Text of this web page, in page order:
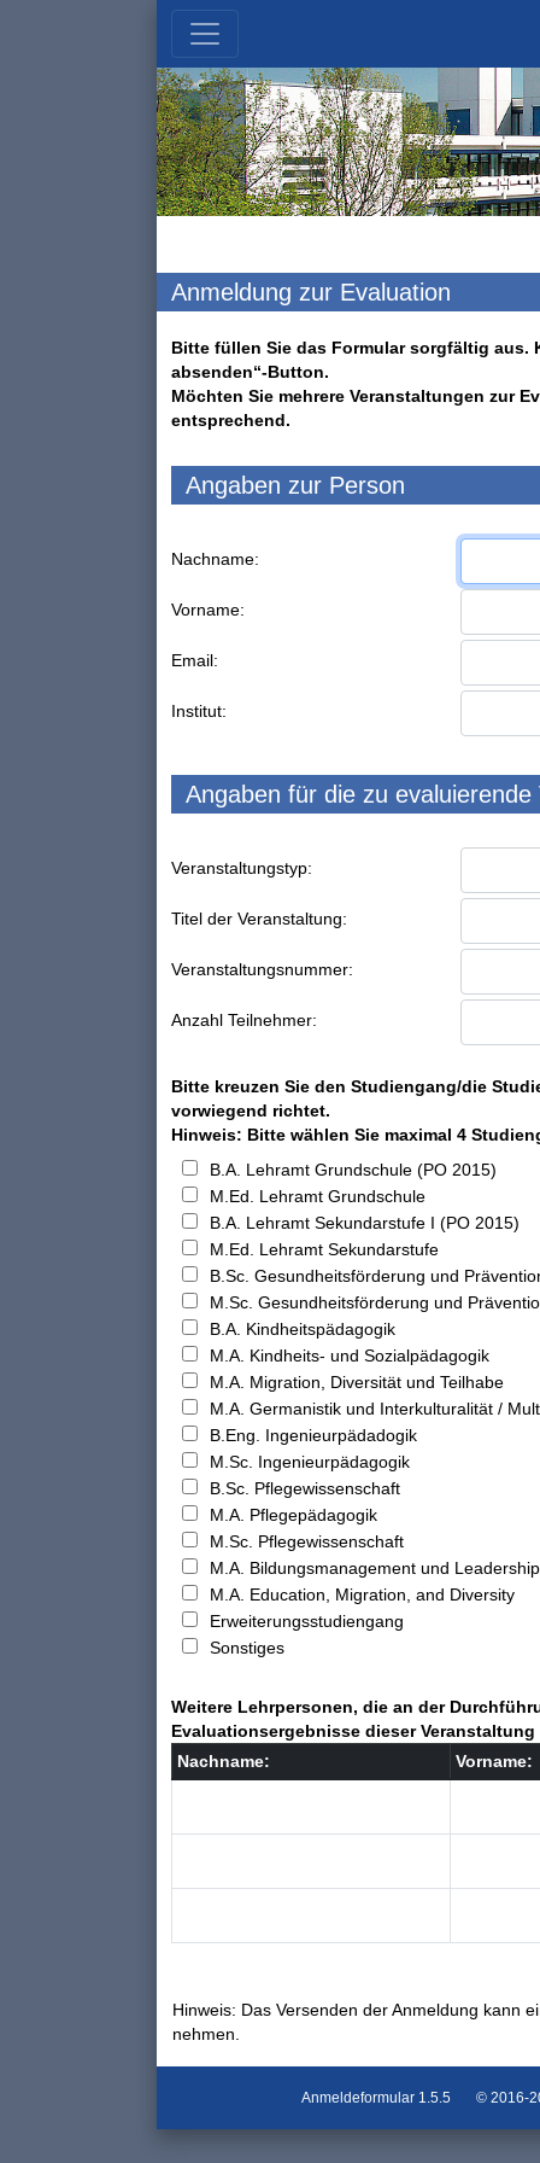
Anmeldung zur Evaluation
Bitte füllen Sie das Formular sorgfältig aus.
absenden“-Button.
Möchten Sie mehrere Veranstaltungen zur
entsprechend.
Angaben zur Person
Nachname:
Vorname:
Email:
Institut:
Angaben für die zu evaluierende
Veranstaltungstyp:
Titel der Veranstaltung:
Veranstaltungsnummer:
Anzahl Teilnehmer:
Bitte kreuzen Sie den Studiengang/die
vorwiegend richtet.
Hinweis: Bitte wählen Sie maximal 4
B.A. Lehramt Grundschule (PO 2015)
M.Ed. Lehramt Grundschule
B.A. Lehramt Sekundarstufe I (PO 2015)
M.Ed. Lehramt Sekundarstufe
B.Sc. Gesundheitsförderung und
M.Sc. Gesundheitsförderung und
B.A. Kindheitspädagogik
M.A. Kindheits- und Sozialpädagogik
M.A. Migration, Diversität und Teilhabe
M.A. Germanistik und Interkulturalität /
B.Eng. Ingenieurpädadogik
M.Sc. Ingenieurpädagogik
B.Sc. Pflegewissenschaft
M.A. Pflegepädagogik
M.Sc. Pflegewissenschaft
M.A. Bildungsmanagement und
M.A. Education, Migration, and Diversity
Erweiterungsstudiengang
Sonstiges
Weitere Lehrpersonen, die an der
Evaluationsergebnisse dieser
Nachname:
Vorname:
Hinweis: Das Versenden der Anmeldung kann
nehmen.
Anmeldeformular 1.5.5 © 2016-